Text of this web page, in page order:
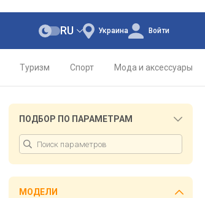
Украина
RU Войти
Туризм Спорт Мода и аксессуары
ПОДБОР ПО ПАРАМЕТРАМ
МОДЕЛИ